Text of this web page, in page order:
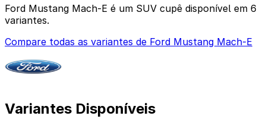
Ford Mustang Mach-E é um SUV cupê disponível em 6
variantes.
Compare todas as variantes de Ford Mustang Mach-E
Variantes Disponíveis